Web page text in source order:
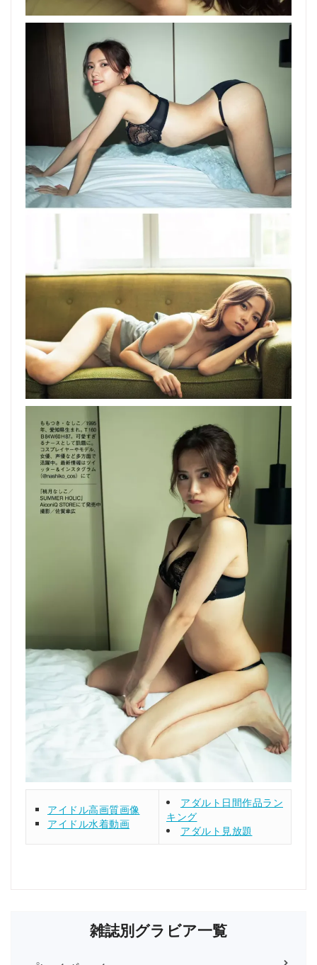
アイドル高画質画像
アイドル水着動画
アダルト日間作品ラン
キング
アダルト見放題
雑誌別グラビア一覧